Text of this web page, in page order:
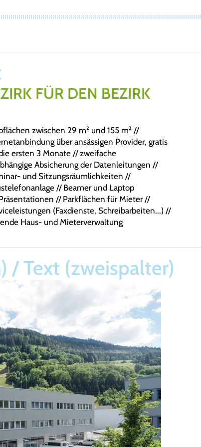
FÜR DEN BEZIRK
zwischen 29 m² und 155 m² //
über ansässigen Provider, gratis
ersten 3 Monate // zweifache
Absicherung der Datenleitungen //
und Sitzungsräumlichkeiten //
// Beamer und Laptop
// Parkflächen für Mieter //
(Faxdienste, Schreibarbeiten...) //
Haus- und Mieterverwaltung
/ Text (zweispalter)